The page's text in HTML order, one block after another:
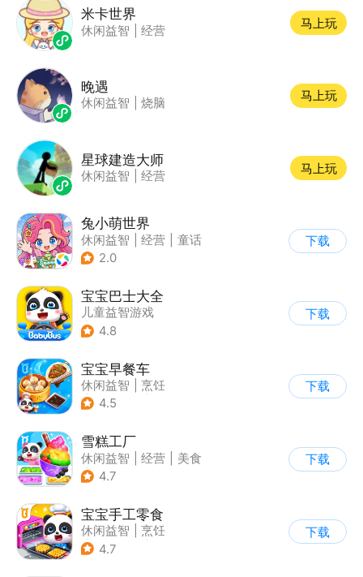
米卡世界
休闲益智 经营
马上玩
晚遇
休闲益智 烧脑
马上玩
星球建造大师
休闲益智 经营
马上玩
兔小萌世界
休闲益智 经营
童话
| 捏脸
2.0
下载
宝宝巴士大全
儿童益智游戏
| 启蒙早教
4.8
下载
宝宝早餐车
休闲益智
烹饪
| 宝宝巴士
4.5
下载
雪糕工厂
休闲益智 经营
美食
| 宝宝巴士
4.7
下载
宝宝手工零食
休闲益智
烹饪
| 宝宝巴士
4.7
下载